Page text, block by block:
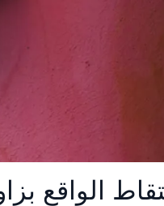
الواقع بزاوية 360